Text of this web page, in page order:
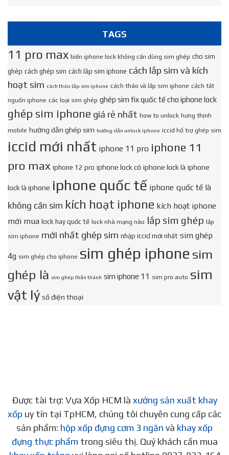
TAGS
11 pro max biến iphone lock không cần dùng sim ghép cho sim
ghép cách ghép sim cách lắp sim iphone cách lắp sim và kích
hoạt sim cách tháo lắp sim iphone cách tháo và lắp sim iphone cách tắt
nguồn iphone các loại sim ghép ghép sim fix quốc tế cho iphone lock
ghép sim iphone giá rẻ nhất how to unlock hưng thịnh
mobile hướng dẫn ghép sim hướng dẫn unlock iphone iccid hổ trợ ghép sim
iccid mới nhất iphone 11 pro iphone 11
pro max iphone 12 pro iphone lock có iphone lock là iphone
lock là iphone iphone quốc tế iphone quốc tế là
không cần sim kích hoạt iphone kích hoạt iphone
mới mua lock hay quốc tế lock nhà mạng nào lắp sim ghép lắp
sim iphone mới nhất ghép sim nhập iccid mới nhất sim ghép
4g sim ghép cho iphone sim ghép iphone sim
ghép là sim ghép thần thánh sim iphone 11 sim pro auto sim
vật lý số điện thoại
Được tài trợ: Vựa Xốp HCM là xưởng sản xuất khay
xốp uy tín tại TpHCM, chúng tôi chuyên cung cấp các
sản phẩm: hộp xốp đựng cơm 3 ngăn và khay xốp
đựng thực phẩm trong siêu thị. Quý khách cần mua